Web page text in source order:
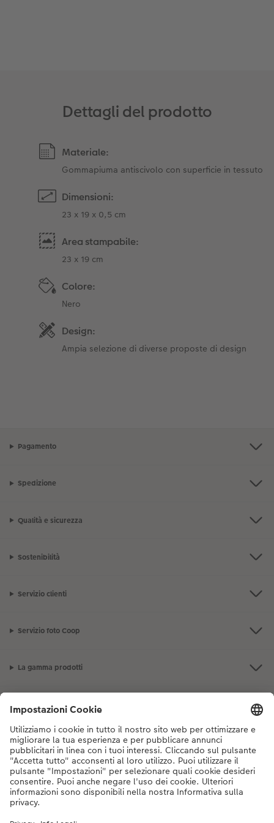
Dettagli del prodotto
Materiale:
Gommapiuma antiscivolo con superficie in tessuto
Dimensioni:
23 x 19 x 0,5 cm
Area stampabile:
23 x 19 cm
Colore:
Nero
Design:
Ampia selezione di diverse proposte di design
Pagamento
Spedizione
Qualità e sicurezza
Sostenibilità
Servizio clienti
Servizio foto Coop
La gamma prodotti
I nostri consigli
Se hai domande sui prodotti o sull'ordine, non esitare a contattarci dal
lunedì alla domenica dalle 9:00 alle 20:00 (esclusi i giorni festivi) al
numero di telefono044 499 10 38 dal lunedì alla domenica, dalle 9:00 alle
20:00 (festività escluse)
DE|FR|IT